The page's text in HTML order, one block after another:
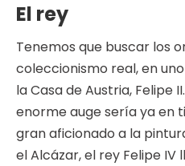
El rey
Tenemos que buscar los
coleccionismo real, en
la Casa de Austria, Felipe
enorme auge sería ya en
gran aficionado a la
el Alcázar, el rey Felipe